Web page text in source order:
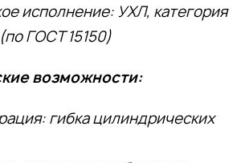
исполнение: УХЛ, категория
ГОСТ 15150)
возможности:
гибка цилиндрических